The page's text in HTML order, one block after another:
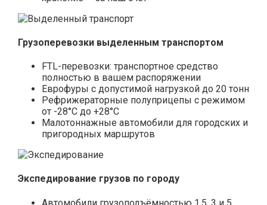
Грузоперевозки выделенным транспортом
FTL-перевозки: транспортное средство
полностью в вашем распоряжении
Еврофуры с допустимой нагрузкой до 20 тонн
Рефрижераторные полуприцепы с режимом
от -28°С до +28°С
Малотоннажные автомобили для городских и
пригородных маршрутов
Экспедирование грузов по городу
Автомобили грузоподъёмностью 1,5, 3 и 5